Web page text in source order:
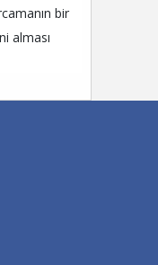
bir
alması